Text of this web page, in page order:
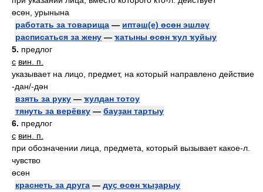
өсөн, урынына
работать за товарища — иптәш(е) өсөн эшләү
расписаться за жену — ҡатыны өсөн ҡул ҡуйыу
5. предлог
с вин. п.
указывает на лицо, предмет, на который направлено действие
-дан/-дән
взять за руку — ҡулдан тотоу
тянуть за верёвку — бауҙан тартыу
6. предлог
с вин. п.
при обозначении лица, предмета, который вызывает какое-л.
чувство
өсөн
краснеть за друга — дуҫ өсөн ҡыҙарыу